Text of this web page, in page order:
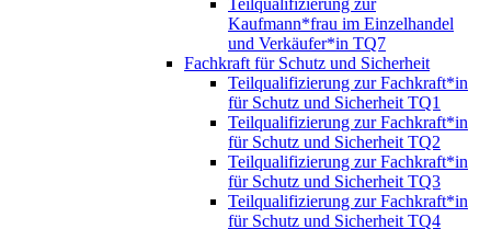
Teilqualifizierung zur
Kaufmann*frau im Einzelhandel
und Verkäufer*in TQ7
Fachkraft für Schutz und Sicherheit
Teilqualifizierung zur Fachkraft*in
für Schutz und Sicherheit TQ1
Teilqualifizierung zur Fachkraft*in
für Schutz und Sicherheit TQ2
Teilqualifizierung zur Fachkraft*in
für Schutz und Sicherheit TQ3
Teilqualifizierung zur Fachkraft*in
für Schutz und Sicherheit TQ4